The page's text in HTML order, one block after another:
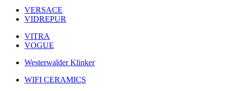
VERSACE
VIDREPUR
VITRA
VOGUE
Westerwalder Klinker
WIFI CERAMICS